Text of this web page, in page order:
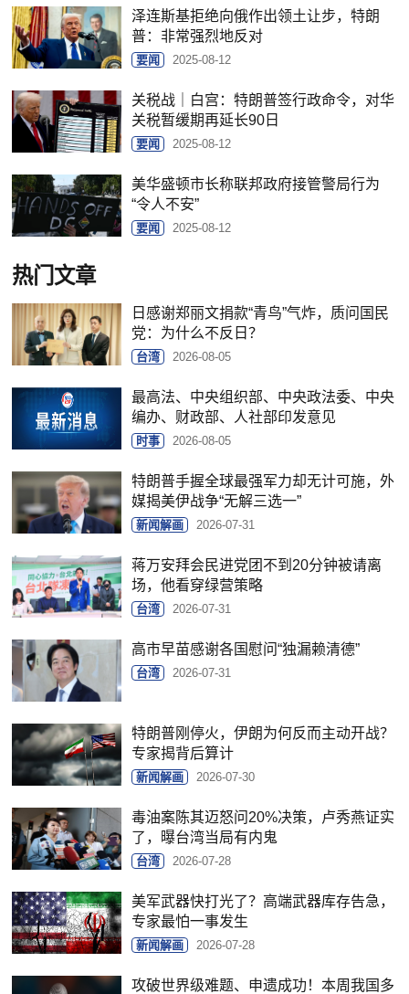
泽连斯基拒绝向俄作出领土让步，特朗
普：非常强烈地反对
要闻 2025-08-12
关税战｜白宫：特朗普签行政命令，对华
关税暂缓期再延长90日
要闻 2025-08-12
美华盛顿市长称联邦政府接管警局行为
“令人不安”
要闻 2025-08-12
热门文章
日感谢郑丽文捐款“青鸟”气炸，质问国民
党：为什么不反日？
台湾 2026-08-05
最高法、中央组织部、中央政法委、中央
编办、财政部、人社部印发意见
时事 2026-08-05
特朗普手握全球最强军力却无计可施，外
媒揭美伊战争“无解三选一”
新闻解画 2026-07-31
蒋万安拜会民进党团不到20分钟被请离
场，他看穿绿营策略
台湾 2026-07-31
高市早苗感谢各国慰问“独漏赖清德”
台湾 2026-07-31
特朗普刚停火，伊朗为何反而主动开战？
专家揭背后算计
新闻解画 2026-07-30
毒油案陈其迈怒问20%决策，卢秀燕证实
了，曝台湾当局有内鬼
台湾 2026-07-28
美军武器快打光了？高端武器库存告急，
专家最怕一事发生
新闻解画 2026-07-28
攻破世界级难题、申遗成功！本周我国多